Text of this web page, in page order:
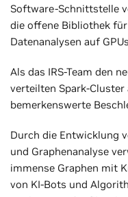
Software-Schnittstelle
die offene Bibliothek
Datenanalysen auf
Als das IRS-Team den
verteilten Spark-
bemerkenswerte
Durch die Entwicklung
und Graphenanalyse
immense Graphen mit
von KI-Bots und